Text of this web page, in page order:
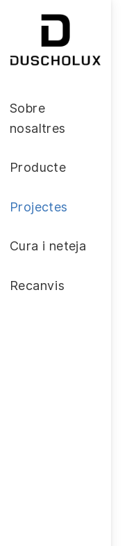
Sobre
nosaltres
Producte
Projectes
Cura i neteja
Recanvis